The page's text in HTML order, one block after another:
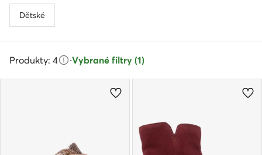
Dětské
Produkty: 4 ·Vybrané filtry (1)